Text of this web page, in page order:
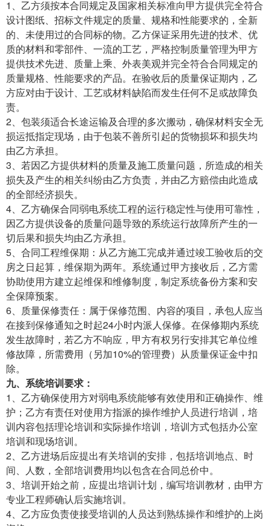
1、乙方须按本合同规定及国家相关标准向甲方提供完全符合
设计图纸、招标文件规定的质量、规格和性能要求的，全新
的、未使用过的合同标的物。乙方保证采用先进的技术、优
质的材料和零部件、一流的工艺，严格控制质量管理为甲方
提供技术先进、质量上乘、外表美观并完全符合合同规定的
质量规格、性能要求的产品。在验收后的质量保证期内，乙
方应对由于设计、工艺或材料缺陷而发生任何不足或故障负
责。
2、包装须适合长途运输及合理的多次搬动，确保材料安全无
损运抵指定现场，由于包装不善所引起的货物损坏和损失均
由乙方承担。
3、若因乙方提供材料的质量及施工质量问题，所造成的相关
损失及产生的相关纠纷由乙方负责，并由乙方赔偿由此造成
的全部经济损失。
4、乙方确保合同弱电系统工程的运行稳定性与使用可靠性，
因乙方提供设备的质量问题导致的系统运行故障所产生的一
切后果和损失均由乙方承担。
5、合同工程维保期：从乙方施工完成并通过竣工验收后的交
房之日起算，维保期为两年。系统通过甲方接收后，乙方需
协助使用方建立起维保和维修制度，制定系统备份方案和安
全保障预案。
6、质量保修责任：属于保修范围、内容的项目，承包人应当
在接到保修通知之时起24小时内派人保修。在保修期内系统
发生故障时，若乙方不响应，甲方有权另行安排其它单位维
修故障，所需费用（另加10%的管理费）从质量保证金中扣
除。
九、系统培训要求：
1、乙方确保使用方对弱电系统能够有效使用和正确操作、维
护；乙方有责任对使用方指派的操作维护人员进行培训，培
训内容包括理论培训和实际操作培训，培训方式包括办公室
培训和现场培训。
2、乙方进场后应提出有关培训的安排，包括培训地点、时
间、人数，全部培训费用均以包含在合同总价中。
3、培训开始之前，应提出培训计划，编写培训教材，由甲方
专业工程师确认后实施培训。
4、乙方应负责使接受培训的人员达到熟练操作和维护的上岗